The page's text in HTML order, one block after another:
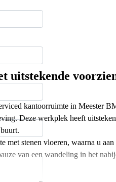
uitstekende
kantoorruimte in Meester
Deze werkplek heeft
met stenen vloeren, waarna u
van een wandeling in het